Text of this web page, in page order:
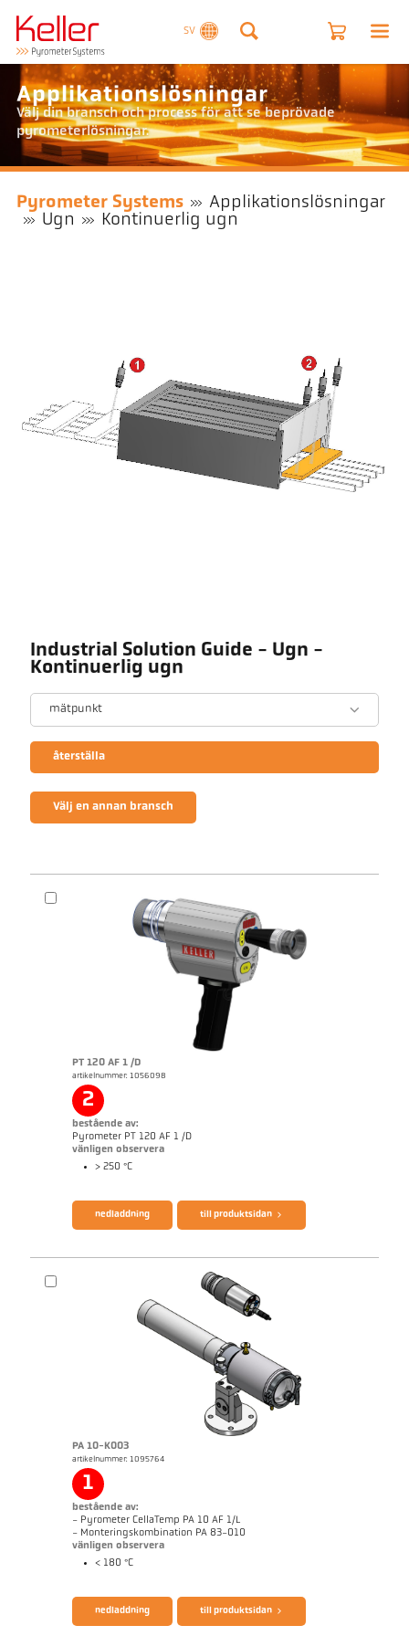
SV
Applikationslösningar
Välj din bransch och process för att se beprövade
pyrometerlösningar.
Pyrometer Systems
Applikationslösningar
Ugn
Kontinuerlig ugn
Industrial Solution Guide - Ugn -
Kontinuerlig ugn
mätpunkt
återställa
Välj en annan bransch
PT 120 AF 1 /D
artikelnummer: 1056098
2
bestående av:
Pyrometer PT 120 AF 1 /D
vänligen observera
> 250 °C
broschyr CellaPort PT Questionnaire Radiation Pyrometers
nedladdning till produktsidan
PA 10-K003
artikelnummer: 1095764
1
bestående av:
- Pyrometer CellaTemp PA 10 AF 1/L
- Monteringskombination PA 83-010
vänligen observera
< 180 °C
nedladdning till produktsidan